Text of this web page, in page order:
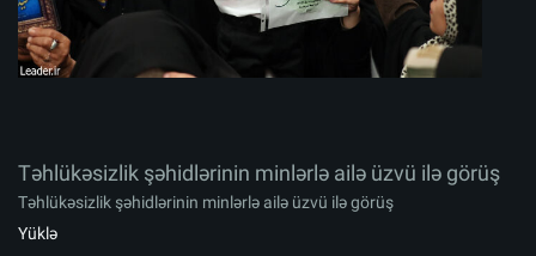
Təhlükəsizlik şəhidlərinin minlərlə ailə üzvü ilə görüş
Təhlükəsizlik şəhidlərinin minlərlə ailə üzvü ilə görüş
Yüklə